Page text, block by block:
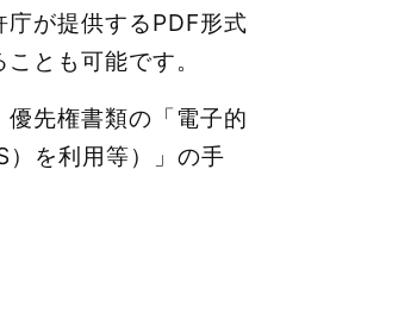
が提供するPDF形式
とも可能です。
先権書類の「電子的
を利用等）」の手